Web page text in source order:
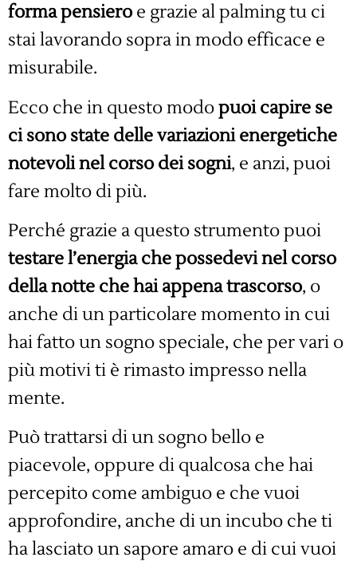
forma pensieroe grazie al palming tu ci
stai lavorando sopra in modo efficace e
misurabile.
Ecco che in questo modopuoi capire se
ci sono state delle variazioni energetiche
notevoli nel corso dei sogni, e anzi, puoi
fare molto di più.
Perché grazie a questo strumento puoi
testare l’energia che possedevi nel corso
della notte che hai appena trascorso, o
anche di un particolare momento in cui
hai fatto un sogno speciale, che per vari o
più motivi ti è rimasto impresso nella
mente.
Può trattarsi di un sogno bello e
piacevole, oppure di qualcosa che hai
percepito come ambiguo e che vuoi
approfondire, anche di un incubo che ti
ha lasciato un sapore amaro e di cui vuoi